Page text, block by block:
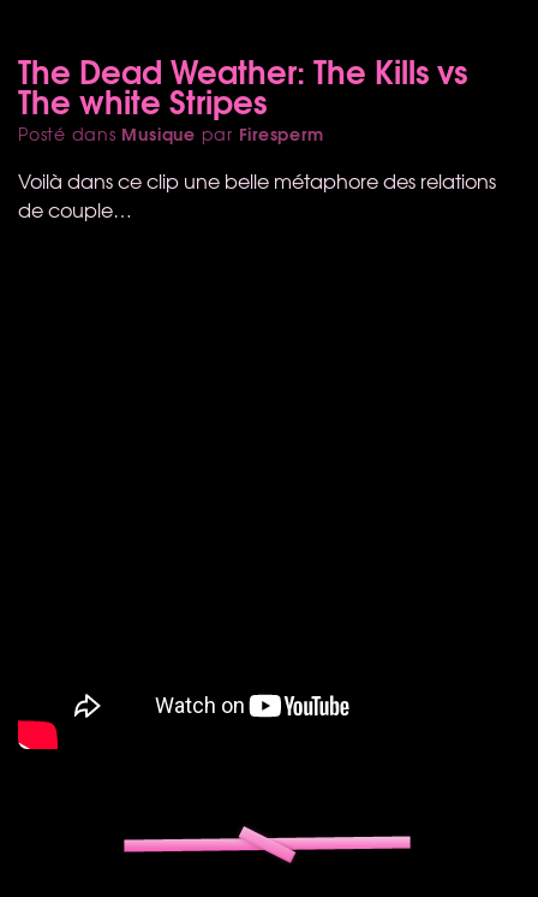
The Dead Weather: The Kills vs
The white Stripes
Posté dans Musique par Firesperm
Voilà dans ce clip une belle métaphore des relations
de couple…